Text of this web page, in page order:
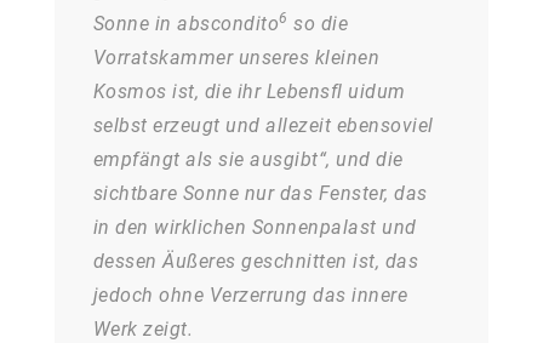
Sonne in abscondito6 so die
Vorratskammer unseres kleinen
Kosmos ist, die ihr Lebensfl uidum
selbst erzeugt und allezeit ebensoviel
empfängt als sie ausgibt“, und die
sichtbare Sonne nur das Fenster, das
in den wirklichen Sonnenpalast und
dessen Äußeres geschnitten ist, das
jedoch ohne Verzerrung das innere
Werk zeigt.